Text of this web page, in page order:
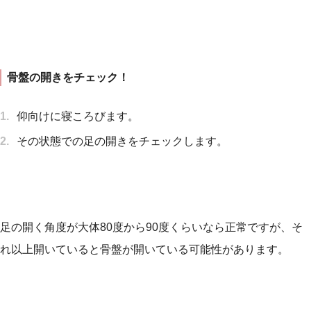
骨盤の開きをチェック！
仰向けに寝ころびます。
その状態での足の開きをチェックします。
足の開く角度が大体80度から90度くらいなら正常ですが、そ
れ以上開いていると骨盤が開いている可能性があります。